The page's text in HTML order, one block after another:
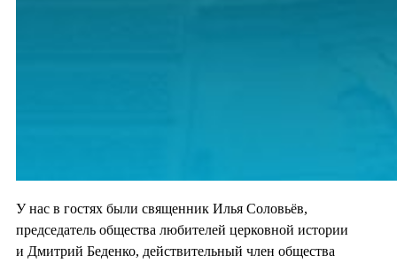
У нас в гостях были священник Илья Соловьёв,
председатель общества любителей церковной истории
и Дмитрий Беденко, действительный член общества